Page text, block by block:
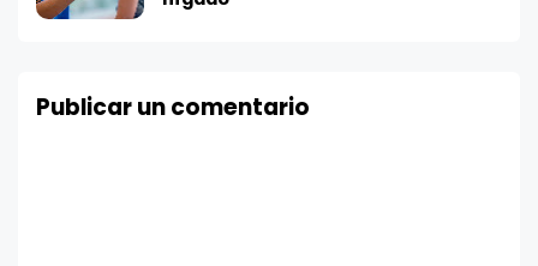
Publicar un comentario